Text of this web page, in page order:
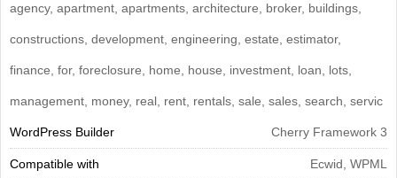
agency, apartment, apartments, architecture, broker, buildings,
constructions, development, engineering, estate, estimator,
finance, for, foreclosure, home, house, investment, loan, lots,
management, money, real, rent, rentals, sale, sales, search, servic
WordPress Builder Cherry Framework 3
Compatible with Ecwid, WPML